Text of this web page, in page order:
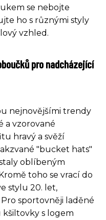
se nebojte
ho s různými styly
vzhled.
pro nadcházející
nejnovějšími trendy
a vzorované
hravý a svěží
"bucket hats"
oblíbeným
toho se vrací do
stylu 20. let,
sportovněji laděné
s logem